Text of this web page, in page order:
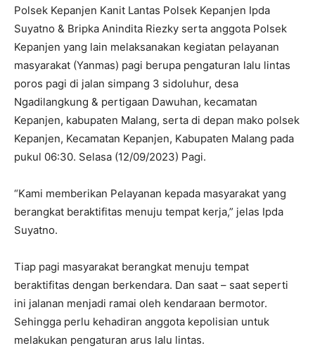
Polsek Kepanjen Kanit Lantas Polsek Kepanjen Ipda
Suyatno & Bripka Anindita Riezky serta anggota Polsek
Kepanjen yang lain melaksanakan kegiatan pelayanan
masyarakat (Yanmas) pagi berupa pengaturan lalu lintas
poros pagi di jalan simpang 3 sidoluhur, desa
Ngadilangkung & pertigaan Dawuhan, kecamatan
Kepanjen, kabupaten Malang, serta di depan mako polsek
Kepanjen, Kecamatan Kepanjen, Kabupaten Malang pada
pukul 06:30. Selasa (12/09/2023) Pagi.
“Kami memberikan Pelayanan kepada masyarakat yang
berangkat beraktifitas menuju tempat kerja,” jelas Ipda
Suyatno.
Tiap pagi masyarakat berangkat menuju tempat
beraktifitas dengan berkendara. Dan saat – saat seperti
ini jalanan menjadi ramai oleh kendaraan bermotor.
Sehingga perlu kehadiran anggota kepolisian untuk
melakukan pengaturan arus lalu lintas.